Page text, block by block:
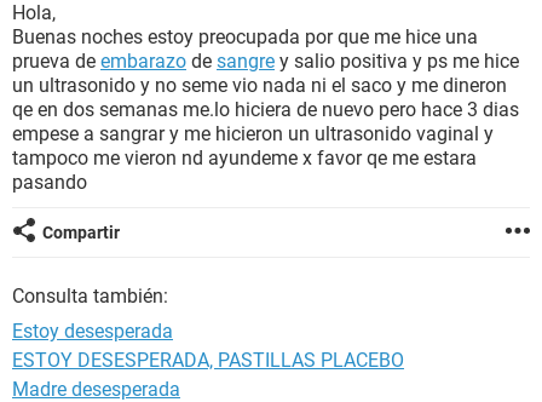
BIENESTAR
SEXUALIDAD
GLOSARIO
Hola,
Buenas noches estoy preocupada por que me hice una
prueva de embarazo de sangre y salio positiva y ps me hice
un ultrasonido y no seme vio nada ni el saco y me dineron
qe en dos semanas me.lo hiciera de nuevo pero hace 3 dias
empese a sangrar y me hicieron un ultrasonido vaginal y
tampoco me vieron nd ayundeme x favor qe me estara
pasando
Compartir
Consulta también:
Estoy desesperada
ESTOY DESESPERADA, PASTILLAS PLACEBO
Madre desesperada